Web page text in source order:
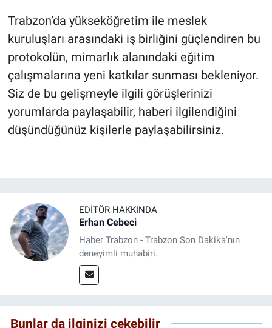
Trabzon’da yükseköğretim ile meslek
kuruluşları arasındaki iş birliğini güçlendiren bu
protokolün, mimarlık alanındaki eğitim
çalışmalarına yeni katkılar sunması bekleniyor.
Siz de bu gelişmeyle ilgili görüşlerinizi
yorumlarda paylaşabilir, haberi ilgilendiğini
düşündüğünüz kişilerle paylaşabilirsiniz.
EDITÖR HAKKINDA
Erhan Cebeci
Haber Trabzon - Trabzon Son Dakika'nın
deneyimli muhabiri.
Bunlar da ilginizi çekebilir